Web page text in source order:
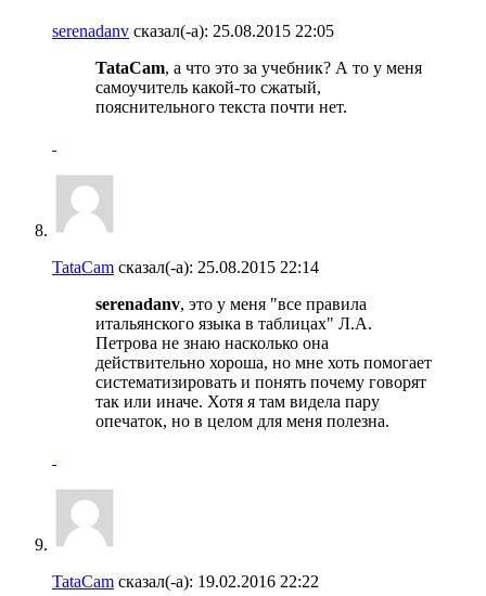
serenadanv сказал(-а): 25.08.2015 22:05
TataCam, а что это за учебник? А то у меня
самоучитель какой-то сжатый,
пояснительного текста почти нет.
TataCam сказал(-а): 25.08.2015 22:14
serenadanv, это у меня "все правила
итальянского языка в таблицах" Л.А.
Петрова не знаю насколько она
действительно хороша, но мне хоть помогает
систематизировать и понять почему говорят
так или иначе. Хотя я там видела пару
опечаток, но в целом для меня полезна.
TataCam сказал(-а): 19.02.2016 22:22